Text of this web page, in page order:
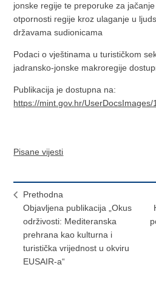
jonske regije te preporuke za
otpornosti regije kroz ulaganje u
državama sudionicama
Podaci o vještinama u turističkom
jadransko-jonske makroregije
Publikacija je dostupna na:
https://mint.gov.hr/
Pisane vijesti
Prethodna
Objavljena publikacija „Okus
održivosti: Mediteranska
prehrana kao kulturna i
turistička vrijednost u okviru
EUSAIR-a“